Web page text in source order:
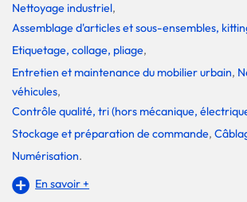
Nettoyage industriel,
Assemblage d'articles et sous-ensembles,
Etiquetage, collage, pliage,
Entretien et maintenance du mobilier urbain,
véhicules,
Contrôle qualité, tri (hors mécanique,
Stockage et préparation de commande,
Numérisation.
En savoir +